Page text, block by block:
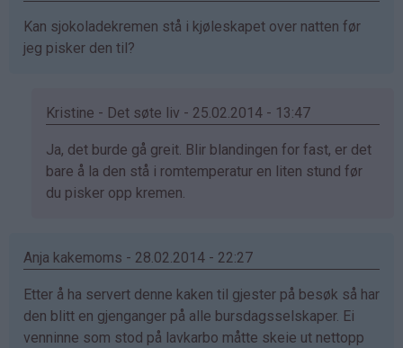
(ikke
bekreftet)
Kan sjokoladekremen stå i kjøleskapet over natten før
jeg pisker den til?
Kristine - Det søte liv - 25.02.2014 - 13:47
Som
svar
på
Mari
bekreftet)
Ja, det burde gå greit. Blir blandingen for fast, er det
bare å la den stå i romtemperatur en liten stund før
du pisker opp kremen.
Anja kakemoms - 28.02.2014 - 22:27
Etter å ha servert denne kaken til gjester på besøk så har
den blitt en gjenganger på alle bursdagsselskaper. Ei
venninne som stod på lavkarbo måtte skeie ut nettopp